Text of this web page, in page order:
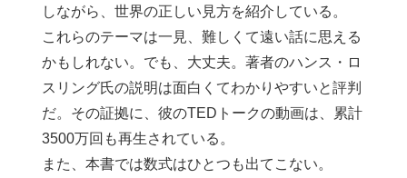
しながら、世界の正しい見方を紹介している。
これらのテーマは一見、難しくて遠い話に思える
かもしれない。でも、大丈夫。著者のハンス・ロ
スリング氏の説明は面白くてわかりやすいと評判
だ。その証拠に、彼のTEDトークの動画は、累計
3500万回も再生されている。
また、本書では数式はひとつも出てこない。